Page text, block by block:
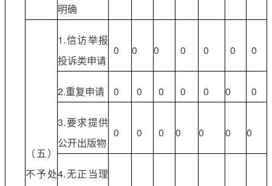
明确
（五）
不予处
1.信访举报
投诉类申请
0 0 0 0 0 0 0
2.重复申请 0 0 0 0 0 0 0
3.要求提供
公开出版物
0 0 0 0 0 0 0
4.无正当理